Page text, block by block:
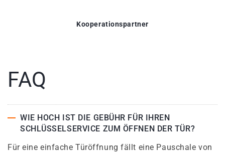
Kooperationspartner
FAQ
WIE HOCH IST DIE GEBÜHR FÜR IHREN
SCHLÜSSELSERVICE ZUM ÖFFNEN DER TÜR?
Für eine einfache Türöffnung fällt eine Pauschale von